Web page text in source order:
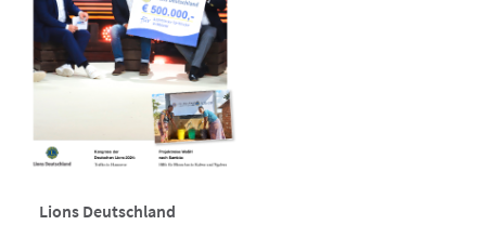
Lions Deutschland